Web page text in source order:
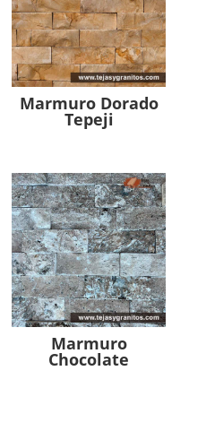
Marmuro Dorado
Tepeji
Marmuro
Chocolate